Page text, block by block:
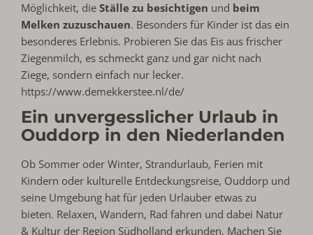
Möglichkeit, dieStälle zu besichtigen und beim
Melken zuzuschauen. Besonders für Kinder ist das ein
besonderes Erlebnis. Probieren Sie das Eis aus frischer
Ziegenmilch, es schmeckt ganz und gar nicht nach
Ziege, sondern einfach nur lecker.
https://www.demekkerstee.nl/de/
Ein unvergesslicher Urlaub in
Ouddorp in den Niederlanden
Ob Sommer oder Winter, Strandurlaub, Ferien mit
Kindern oder kulturelle Entdeckungsreise, Ouddorp und
seine Umgebung hat für jeden Urlauber etwas zu
bieten. Relaxen, Wandern, Rad fahren und dabei Natur
& Kultur der Region Südholland erkunden. Machen Sie